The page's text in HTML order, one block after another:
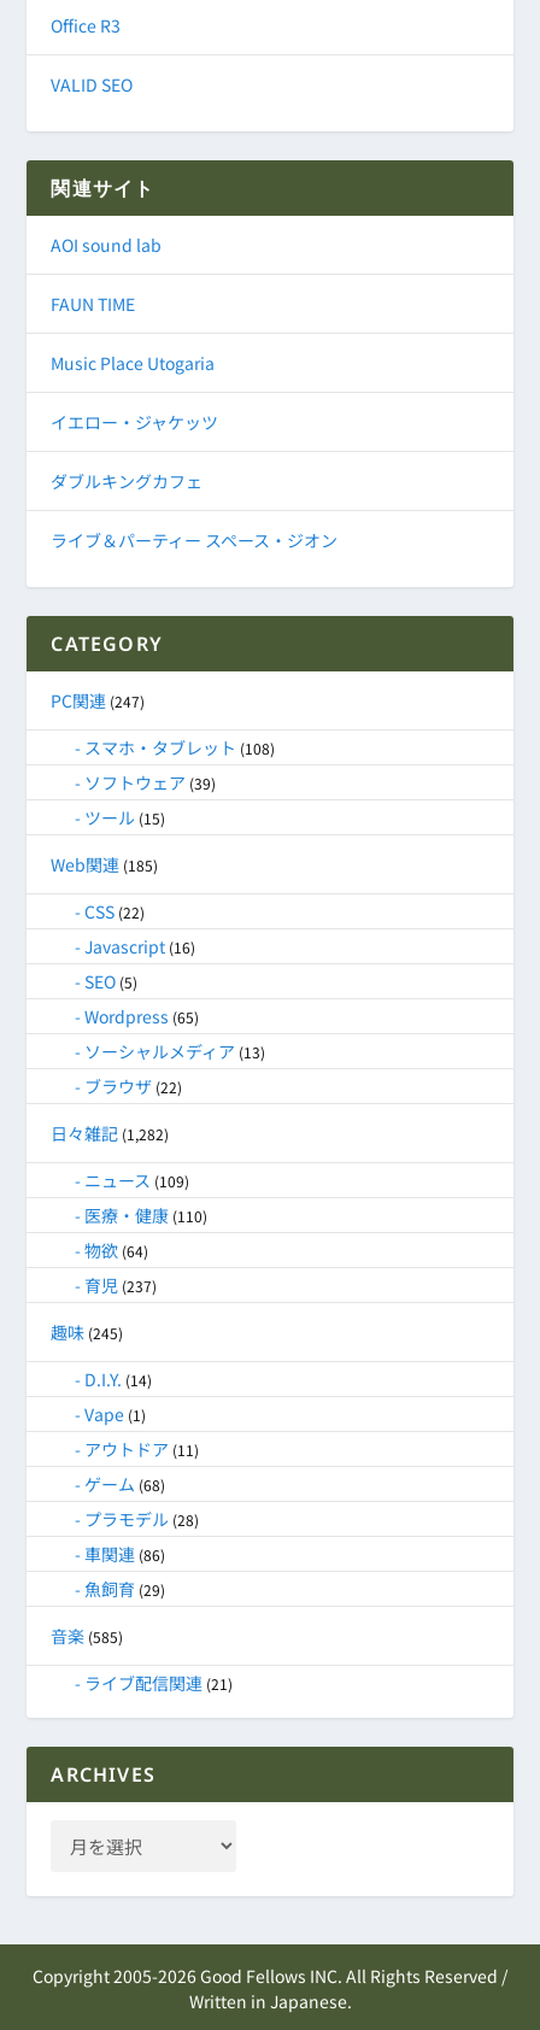
Office R3
VALID SEO
関連サイト
AOI sound lab
FAUN TIME
Music Place Utogaria
イエロー・ジャケッツ
ダブルキングカフェ
ライブ＆パーティー スペース・ジオン
CATEGORY
PC関連 (247)
スマホ・タブレット (108)
ソフトウェア (39)
ツール (15)
Web関連 (185)
CSS (22)
Javascript (16)
SEO (5)
Wordpress (65)
ソーシャルメディア (13)
ブラウザ (22)
日々雑記 (1,282)
ニュース (109)
医療・健康 (110)
物欲 (64)
育児 (237)
趣味 (245)
D.I.Y. (14)
Vape (1)
アウトドア (11)
ゲーム (68)
プラモデル (28)
車関連 (86)
魚飼育 (29)
音楽 (585)
ライブ配信関連 (21)
ARCHIVES
Copyright 2005-2026 Good Fellows INC. All Rights Reserved /
Written in Japanese.